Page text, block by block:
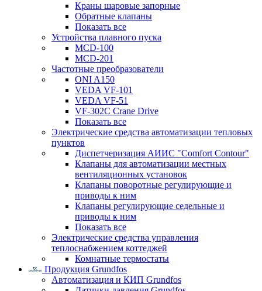
Краны шаровые запорные
Обратные клапаны
Показать все
Устройства плавного пуска
MCD-100
MCD-201
Частотные преобразователи
ONI A150
VEDA VF-101
VEDA VF-51
VF-302C Crane Drive
Показать все
Электрические средства автоматизации тепловых
пунктов
Диспетчеризация АИИС "Comfort Contour"
Клапаны для автоматизации местных
вентиляционных установок
Клапаны поворотные регулирующие и
приводы к ним
Клапаны регулирующие седельные и
приводы к ним
Показать все
Электрические средства управления
теплоснабжением коттеджей
Комнатные термостаты
Продукция Grundfos
Автоматизация и КИП Grundfos